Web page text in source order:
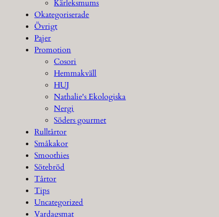
Kärleksmums
Okategoriserade
Övrigt
Pajer
Promotion
Cosori
Hemmakväll
HUJ
Nathalie's Ekologiska
Nergi
Söders gourmet
Rulltårtor
Småkakor
Smoothies
Sötebröd
Tårtor
Tips
Uncategorized
Vardagsmat